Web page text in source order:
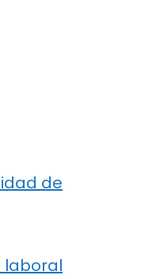
de
laboral